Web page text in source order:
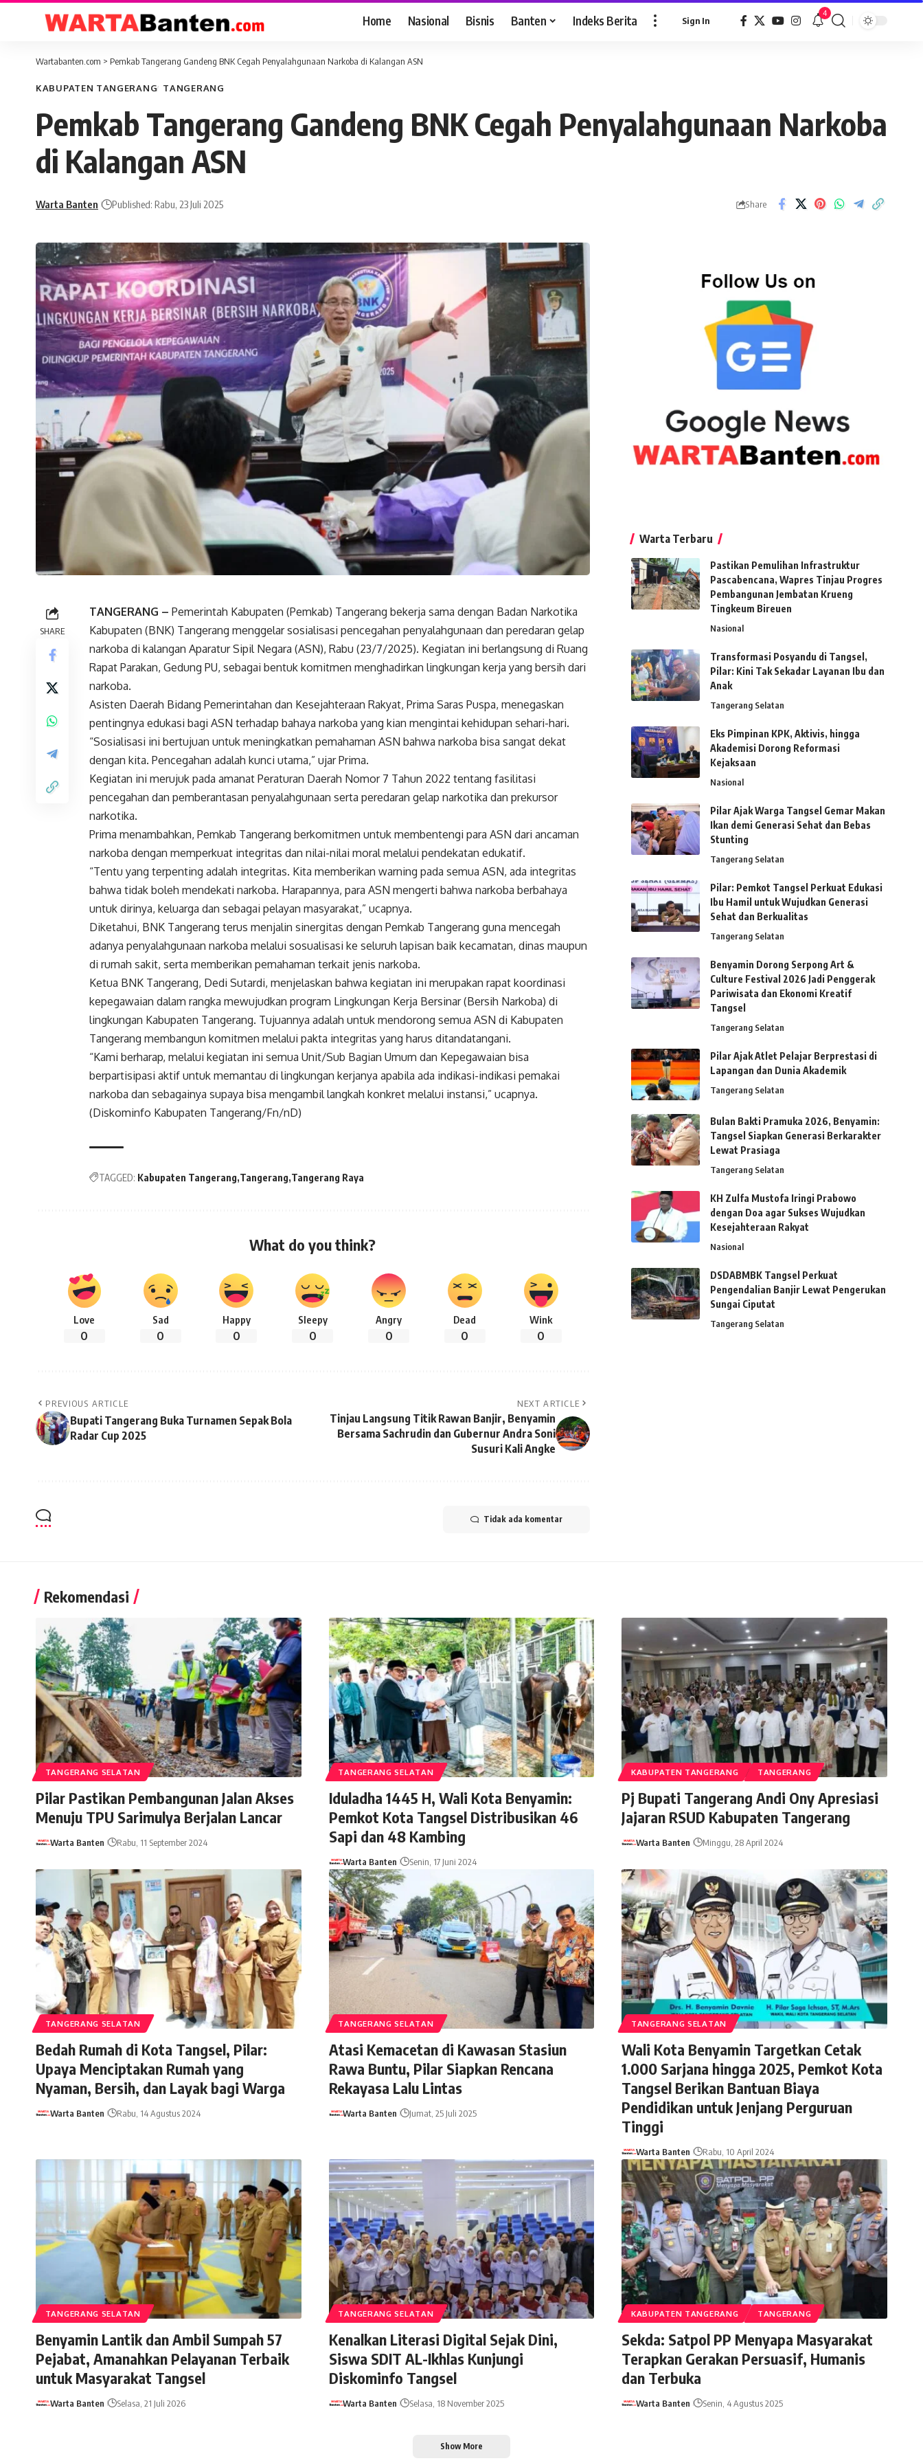
Home Nasional Bisnis Banten Indeks Berita Sign In
4
Wartabanten.com > Pemkab Tangerang Gandeng BNK Cegah Penyalahgunaan Narkoba di Kalangan ASN
KABUPATEN TANGERANG TANGERANG
Pemkab Tangerang Gandeng BNK Cegah Penyalahgunaan Narkoba
di Kalangan ASN
Warta Banten Published: Rabu, 23 Juli 2025 Share
SHARE
TANGERANG – Pemerintah Kabupaten (Pemkab) Tangerang bekerja sama dengan Badan Narkotika
Kabupaten (BNK) Tangerang menggelar sosialisasi pencegahan penyalahgunaan dan peredaran gelap
narkoba di kalangan Aparatur Sipil Negara (ASN), Rabu (23/7/2025). Kegiatan ini berlangsung di Ruang
Rapat Parakan, Gedung PU, sebagai bentuk komitmen menghadirkan lingkungan kerja yang bersih dari
narkoba.
Asisten Daerah Bidang Pemerintahan dan Kesejahteraan Rakyat, Prima Saras Puspa, menegaskan
pentingnya edukasi bagi ASN terhadap bahaya narkoba yang kian mengintai kehidupan sehari-hari.
“Sosialisasi ini bertujuan untuk meningkatkan pemahaman ASN bahwa narkoba bisa sangat dekat
dengan kita. Pencegahan adalah kunci utama,” ujar Prima.
Kegiatan ini merujuk pada amanat Peraturan Daerah Nomor 7 Tahun 2022 tentang fasilitasi
pencegahan dan pemberantasan penyalahgunaan serta peredaran gelap narkotika dan prekursor
narkotika.
Prima menambahkan, Pemkab Tangerang berkomitmen untuk membentengi para ASN dari ancaman
narkoba dengan memperkuat integritas dan nilai-nilai moral melalui pendekatan edukatif.
“Tentu yang terpenting adalah integritas. Kita memberikan warning pada semua ASN, ada integritas
bahwa tidak boleh mendekati narkoba. Harapannya, para ASN mengerti bahwa narkoba berbahaya
untuk dirinya, keluarga dan sebagai pelayan masyarakat,” ucapnya.
Diketahui, BNK Tangerang terus menjalin sinergitas dengan Pemkab Tangerang guna mencegah
adanya penyalahgunaan narkoba melalui sosualisasi ke seluruh lapisan baik kecamatan, dinas maupun
di rumah sakit, serta memberikan pemahaman terkait jenis narkoba.
Ketua BNK Tangerang, Dedi Sutardi, menjelaskan bahwa kegiatan ini merupakan rapat koordinasi
kepegawaian dalam rangka mewujudkan program Lingkungan Kerja Bersinar (Bersih Narkoba) di
lingkungan Kabupaten Tangerang. Tujuannya adalah untuk mendorong semua ASN di Kabupaten
Tangerang membangun komitmen melalui pakta integritas yang harus ditandatangani.
“Kami berharap, melalui kegiatan ini semua Unit/Sub Bagian Umum dan Kepegawaian bisa
berpartisipasi aktif untuk memantau di lingkungan kerjanya apabila ada indikasi-indikasi pemakai
narkoba dan sebagainya supaya bisa mengambil langkah konkret melalui instansi,” ucapnya.
(Diskominfo Kabupaten Tangerang/Fn/nD)
TAGGED: Kabupaten Tangerang Tangerang Tangerang Raya
What do you think?
Love
0
Sad
0
Happy
0
Sleepy
0
Angry
0
Dead
0
Wink
0
PREVIOUS ARTICLE
Bupati Tangerang Buka Turnamen Sepak Bola
Radar Cup 2025
NEXT ARTICLE
Tinjau Langsung Titik Rawan Banjir, Benyamin
Bersama Sachrudin dan Gubernur Andra Soni
Susuri Kali Angke
Tidak ada komentar
Warta Terbaru
Pastikan Pemulihan Infrastruktur
Pascabencana, Wapres Tinjau Progres
Pembangunan Jembatan Krueng
Tingkeum Bireuen
Nasional
Transformasi Posyandu di Tangsel,
Pilar: Kini Tak Sekadar Layanan Ibu dan
Anak
Tangerang Selatan
Eks Pimpinan KPK, Aktivis, hingga
Akademisi Dorong Reformasi
Kejaksaan
Nasional
Pilar Ajak Warga Tangsel Gemar Makan
Ikan demi Generasi Sehat dan Bebas
Stunting
Tangerang Selatan
Pilar: Pemkot Tangsel Perkuat Edukasi
Ibu Hamil untuk Wujudkan Generasi
Sehat dan Berkualitas
Tangerang Selatan
Benyamin Dorong Serpong Art &
Culture Festival 2026 Jadi Penggerak
Pariwisata dan Ekonomi Kreatif
Tangsel
Tangerang Selatan
Pilar Ajak Atlet Pelajar Berprestasi di
Lapangan dan Dunia Akademik
Tangerang Selatan
Bulan Bakti Pramuka 2026, Benyamin:
Tangsel Siapkan Generasi Berkarakter
Lewat Prasiaga
Tangerang Selatan
KH Zulfa Mustofa Iringi Prabowo
dengan Doa agar Sukses Wujudkan
Kesejahteraan Rakyat
Nasional
DSDABMBK Tangsel Perkuat
Pengendalian Banjir Lewat Pengerukan
Sungai Ciputat
Tangerang Selatan
Rekomendasi
TANGERANG SELATAN
Pilar Pastikan Pembangunan Jalan Akses
Menuju TPU Sarimulya Berjalan Lancar
Warta Banten Rabu, 11 September 2024
TANGERANG SELATAN
Iduladha 1445 H, Wali Kota Benyamin:
Pemkot Kota Tangsel Distribusikan 46
Sapi dan 48 Kambing
Warta Banten Senin, 17 Juni 2024
KABUPATEN TANGERANG TANGERANG
Pj Bupati Tangerang Andi Ony Apresiasi
Jajaran RSUD Kabupaten Tangerang
Warta Banten Minggu, 28 April 2024
TANGERANG SELATAN
Bedah Rumah di Kota Tangsel, Pilar:
Upaya Menciptakan Rumah yang
Nyaman, Bersih, dan Layak bagi Warga
Warta Banten Rabu, 14 Agustus 2024
TANGERANG SELATAN
Atasi Kemacetan di Kawasan Stasiun
Rawa Buntu, Pilar Siapkan Rencana
Rekayasa Lalu Lintas
Warta Banten Jumat, 25 Juli 2025
TANGERANG SELATAN
Wali Kota Benyamin Targetkan Cetak
1.000 Sarjana hingga 2025, Pemkot Kota
Tangsel Berikan Bantuan Biaya
Pendidikan untuk Jenjang Perguruan
Tinggi
Warta Banten Rabu, 10 April 2024
TANGERANG SELATAN
Benyamin Lantik dan Ambil Sumpah 57
Pejabat, Amanahkan Pelayanan Terbaik
untuk Masyarakat Tangsel
Warta Banten Selasa, 21 Juli 2026
TANGERANG SELATAN
Kenalkan Literasi Digital Sejak Dini,
Siswa SDIT AL-Ikhlas Kunjungi
Diskominfo Tangsel
Warta Banten Selasa, 18 November 2025
KABUPATEN TANGERANG TANGERANG
Sekda: Satpol PP Menyapa Masyarakat
Terapkan Gerakan Persuasif, Humanis
dan Terbuka
Warta Banten Senin, 4 Agustus 2025
Show More